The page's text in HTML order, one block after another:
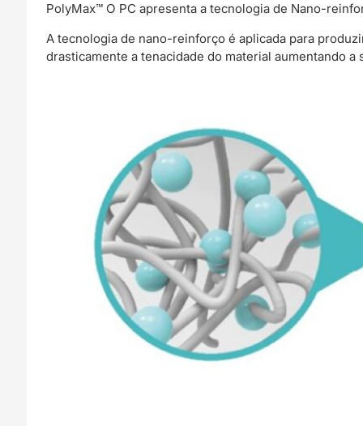
PolyMax™ O PC apresenta a tecnologia de Nano-
A tecnologia de nano-reinforço é aplicada para
drasticamente a tenacidade do material aumentando a